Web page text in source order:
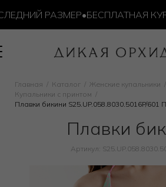
РАЗМЕР•БЕСПЛАТНАЯ
Главная Каталог
Женские купальники
Купальники с принтом
Плавки бикини S25.UP.058.8030.5016P/601
Плавки
Артикул: